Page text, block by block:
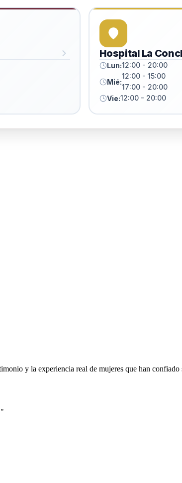
Hospital La
Lun:12:00 - 20:00
Mié:
12:00 - 15:00
17:00 - 20:00
Vie:12:00 - 20:00
y la experiencia real de mujeres que han